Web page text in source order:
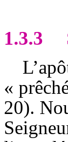
1.3.3
«
20).